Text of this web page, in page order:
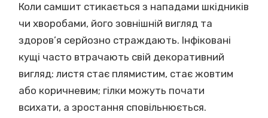
Коли самшит стикається з нападами шкідників
чи хворобами, його зовнішній вигляд та
здоров’я серйозно страждають. Інфіковані
кущі часто втрачають свій декоративний
вигляд: листя стає плямистим, стає жовтим
або коричневим; гілки можуть почати
всихати, а зростання сповільнюється.